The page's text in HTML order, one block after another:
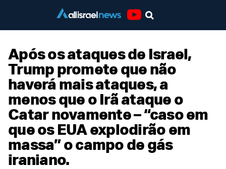
Após os ataques de Israel,
Trump promete que não
haverá mais ataques, a
menos que o Irã ataque o
Catar novamente – “caso em
que os EUA explodirão em
massa” o campo de gás
iraniano.